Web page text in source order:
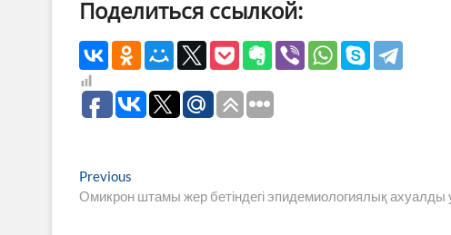
Поделиться ссылкой:
Навигация
по
Previous
post:
Омикрон штамы жер бетіндегі эпидемиологиялық